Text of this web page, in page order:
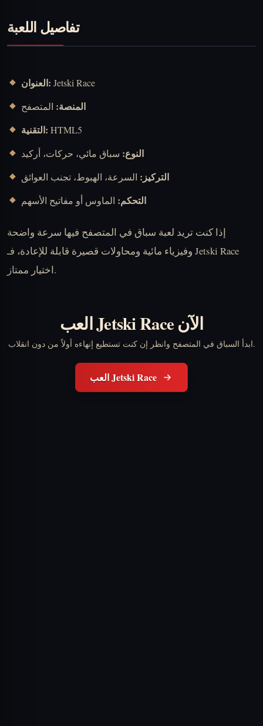
تفاصيل اللعبة
العنوان: Jetski Race
المنصة: المتصفح
التقنية: HTML5
النوع: سباق مائي، حركات، أركيد
التركيز: السرعة، الهبوط، تجنب العوائق
التحكم: الماوس أو مفاتيح الأسهم
إذا كنت تريد لعبة سباق في المتصفح فيها سرعة واضحة
وفيزياء مائية ومحاولات قصيرة قابلة للإعادة، فـ Jetski Race
اختيار ممتاز.
العب Jetski Race الآن
ابدأ السباق في المتصفح وانظر إن كنت تستطيع إنهاءه أولاً من دون انقلاب.
العب Jetski Race